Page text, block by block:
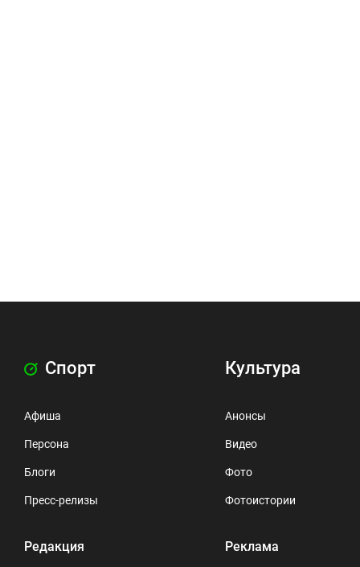
Спорт
Афиша
Персона
Блоги
Пресс-релизы
Редакция
Культура
Анонсы
Видео
Фото
Фотоистории
Реклама